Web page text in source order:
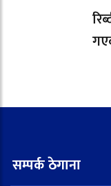
सम्पर्क ठेगाना